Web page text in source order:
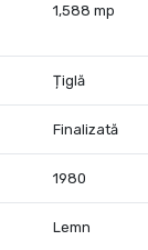
1,588 mp
Țiglă
Finalizată
1980
Lemn